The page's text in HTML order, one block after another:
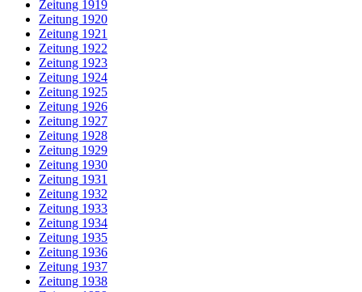
Zeitung 1919
Zeitung 1920
Zeitung 1921
Zeitung 1922
Zeitung 1923
Zeitung 1924
Zeitung 1925
Zeitung 1926
Zeitung 1927
Zeitung 1928
Zeitung 1929
Zeitung 1930
Zeitung 1931
Zeitung 1932
Zeitung 1933
Zeitung 1934
Zeitung 1935
Zeitung 1936
Zeitung 1937
Zeitung 1938